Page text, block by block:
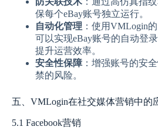
保每个eBay账号独立运行。
自动化管理 ：使用VMLogin
可以实现eBay账号的自动登
提升运营效率。
安全性保障 ：增强账号的安
禁的风险。
五、VMLogin在社交媒体营销中的
5.1 Facebook营销